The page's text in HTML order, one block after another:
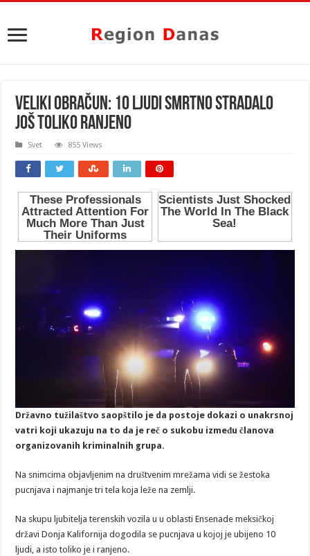
VELIKI OBRAČUN: 10 ljudi smrtno stradalo
još toliko ranjeno
Svet 855 Views
Državno tužilaštvo saopštilo je da postoje dokazi o unakrsnoj
vatri koji ukazuju na to da je reč o sukobu između članova
organizovanih kriminalnih grupa.
Na snimcima objavljenim na društvenim mrežama vidi se žestoka
pucnjava i najmanje tri tela koja leže na zemlji.
Na skupu ljubitelja terenskih vozila u u oblasti Ensenade meksičkoj
državi Donja Kalifornija dogodila se pucnjava u kojoj je ubijeno 10
ljudi, a isto toliko je i ranjeno.